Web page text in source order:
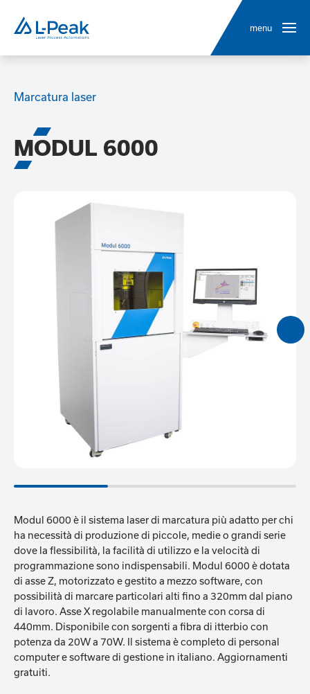
menu
Marcatura laser
MODUL 6000
Modul 6000 è il sistema laser di marcatura più adatto per chi
ha necessità di produzione di piccole, medie o grandi serie
dove la flessibilità, la facilità di utilizzo e la velocità di
programmazione sono indispensabili. Modul 6000 è dotata
di asse Z, motorizzato e gestito a mezzo software, con
possibilità di marcare particolari alti fino a 320mm dal piano
di lavoro. Asse X regolabile manualmente con corsa di
440mm. Disponibile con sorgenti a fibra di itterbio con
potenza da 20W a 70W. Il sistema è completo di personal
computer e software di gestione in italiano. Aggiornamenti
gratuiti.